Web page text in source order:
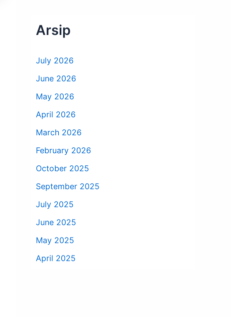
Arsip
July 2026
June 2026
May 2026
April 2026
March 2026
February 2026
October 2025
September 2025
July 2025
June 2025
May 2025
April 2025